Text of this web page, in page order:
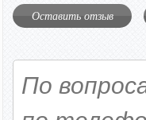
Оставить отзыв
По